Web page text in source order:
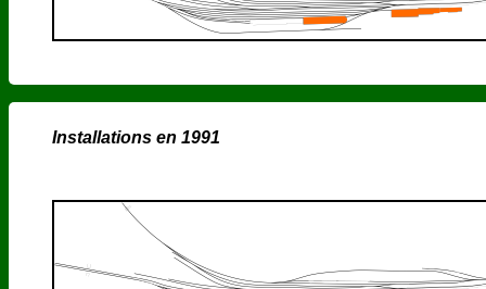
Installations en 1991